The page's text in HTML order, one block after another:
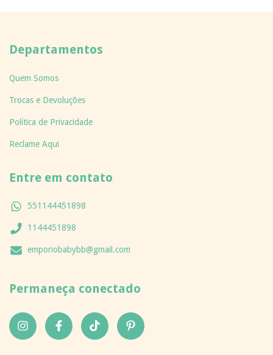
Departamentos
Quem Somos
Trocas e Devoluções
Política de Privacidade
Reclame Aqui
Entre em contato
551144451898
1144451898
emporiobabybb@gmail.com
Permaneça conectado